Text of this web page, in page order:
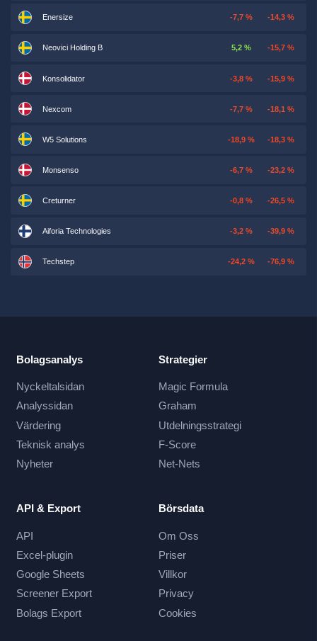
Enersize -7,7 % -14,3 %
Neovici Holding B 5,2 % -15,7 %
Konsolidator -3,8 % -15,9 %
Nexcom -7,7 % -18,1 %
W5 Solutions -18,9 % -18,3 %
Monsenso -6,7 % -23,2 %
Creturner -0,8 % -26,5 %
Aiforia Technologies -3,2 % -39,9 %
Techstep -24,2 % -76,9 %
Bolagsanalys
Nyckeltalsidan
Analyssidan
Värdering
Teknisk analys
Nyheter
Strategier
Magic Formula
Graham
Utdelningsstrategi
F-Score
Net-Nets
API & Export
API
Excel-plugin
Google Sheets
Screener Export
Bolags Export
Börsdata
Om Oss
Priser
Villkor
Privacy
Cookies